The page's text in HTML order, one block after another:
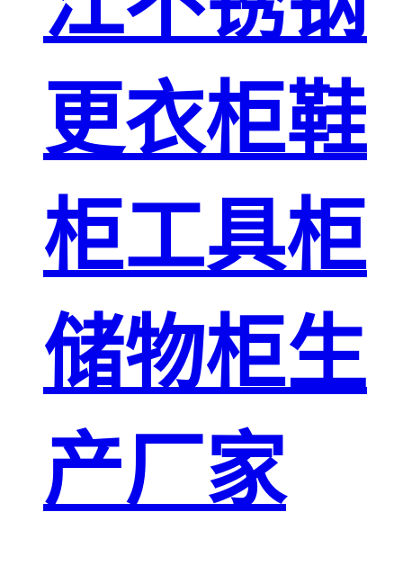
更衣柜鞋
柜工具柜
储物柜生
产厂家